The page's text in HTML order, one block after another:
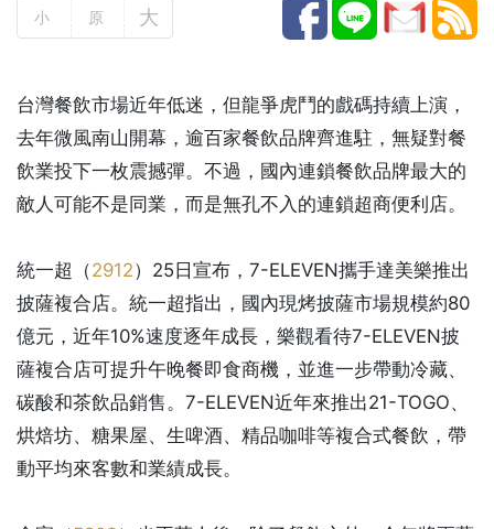
小 原 大
台灣餐飲市場近年低迷，但龍爭虎鬥的戲碼持續上演，
去年微風南山開幕，逾百家餐飲品牌齊進駐，無疑對餐
飲業投下一枚震撼彈。不過，國內連鎖餐飲品牌最大的
敵人可能不是同業，而是無孔不入的連鎖超商便利店。
統一超（2912）25日宣布，7-ELEVEN攜手達美樂推出
披薩複合店。統一超指出，國內現烤披薩市場規模約80
億元，近年10%速度逐年成長，樂觀看待7-ELEVEN披
薩複合店可提升午晚餐即食商機，並進一步帶動冷藏、
碳酸和茶飲品銷售。7-ELEVEN近年來推出21-TOGO、
烘焙坊、糖果屋、生啤酒、精品咖啡等複合式餐飲，帶
動平均來客數和業績成長。